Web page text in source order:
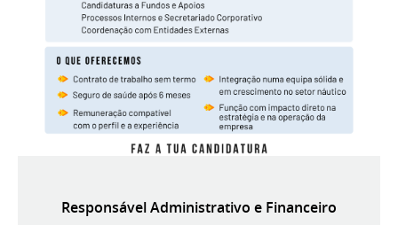
Responsável Administrativo e Financeiro